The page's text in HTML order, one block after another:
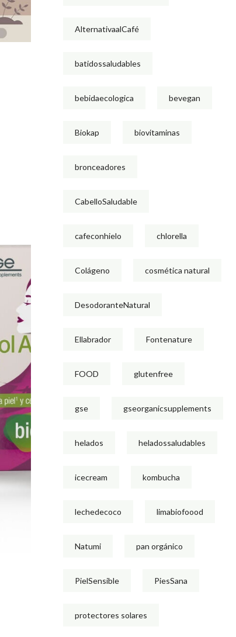
AlternativaalCafé
batidossaludables
bebidaecologica bevegan
Biokap biovitaminas
bronceadores
CabelloSaludable
cafeconhielo chlorella
Colágeno cosmética natural
DesodoranteNatural
Ellabrador Fontenature
FOOD glutenfree
gse gseorganicsupplements
helados heladossaludables
icecream kombucha
lechedecoco limabiofoood
Natumi pan orgánico
PielSensible PiesSana
protectores solares